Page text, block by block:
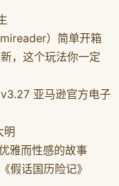
）简单开箱
，这个玩法你一定
亚马逊官方电子
明
雅而性感的故事
假话国历险记》